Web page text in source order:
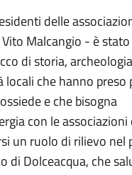
delle
Malcangio - è
di storia,
che hanno preso
e che bisogna
con le associazioni
un ruolo di rilievo nel
di Dolceacqua, che